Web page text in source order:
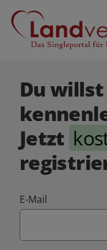
Du willst
Jetzt
E-Mail